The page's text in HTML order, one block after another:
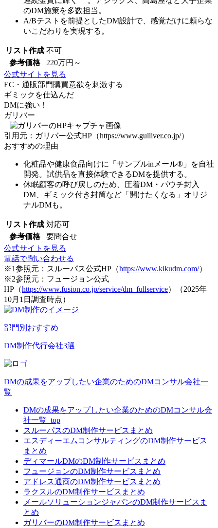
のDM施策を多数担当。
A/Bテストを前提としたDM設計で、感覚だけに頼らな
いこだわりを実現する。
リスト作成 不可
参考価格
220万円～
公式サイトを見る
EC・通販部門購買意欲を刺激する
ギミックを仕込んだ
DMに強い！
ガリバー
引用元：ガリバー公式HP（https://www.gulliver.co.jp/）
おすすめの理由
化粧品や健康食品向けに「サンプルinメール®」を自社
開発。試供品を直接体験できるDMを提供する。
休眠顧客の呼び戻しのため、 圧着DM・パウチ封入
DM、ギミック付き封筒など「開けたくなる」オリジ
ナルDMも。
リスト作成 対応可
参考価格
要問合せ
公式サイトを見る
電話で問い合わせる
※1参照元：スルーパス公式HP（https://www.kikudm.com/）
※2参照元：フュージョン公式
HP（https://www.fusion.co.jp/service/dm_fullservice）（2025年
10月1日調査時点）
部門別おすすめ
DM制作代行会社3選
DMの成果をアップしたい企業のためのDMコンサル会社一
覧
DMの成果をアップしたい企業のためのDMコンサル会
社一覧_top
スルーパスのDM制作サービスまとめ
エスディーエムコンサルティングのDM制作サービス
まとめ
ディマールDMのDM制作サービスまとめ
フュージョンのDM制作サービスまとめ
アドレス通商のDM制作サービスまとめ
ラクスルのDM制作サービスまとめ
メールソリューションジャパンのDM制作サービスま
とめ
ガリバーのDM制作サービスまとめ